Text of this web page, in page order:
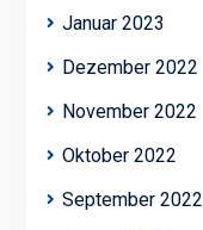
Januar 2023
Dezember 2022
November 2022
Oktober 2022
September 2022